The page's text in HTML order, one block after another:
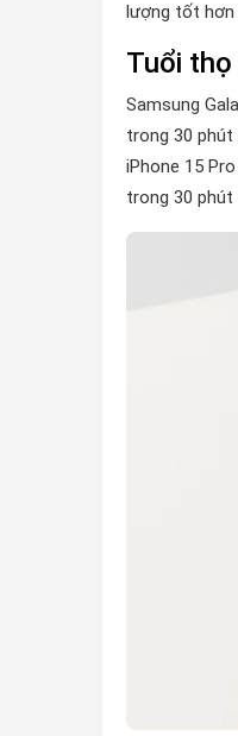
lượng tốt hơn
Tuổi thọ
Samsung
trong 30 phút
iPhone 15
trong 30 phút